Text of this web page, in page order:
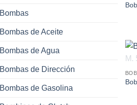
Bombas
Bombas de Aceite
Bombas de Agua
Bombas de Dirección
Bombas de Gasolina